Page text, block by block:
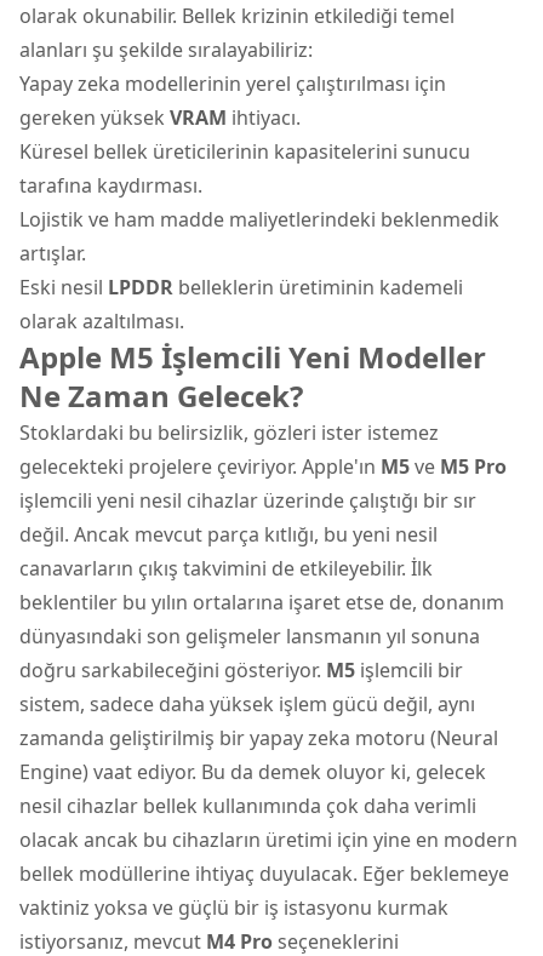
olarak okunabilir. Bellek krizinin etkilediği temel
alanları şu şekilde sıralayabiliriz:
Yapay zeka modellerinin yerel çalıştırılması için
gereken yüksek VRAM ihtiyacı.
Küresel bellek üreticilerinin kapasitelerini sunucu
tarafına kaydırması.
Lojistik ve ham madde maliyetlerindeki beklenmedik
artışlar.
Eski nesil LPDDR belleklerin üretiminin kademeli
olarak azaltılması.
Apple M5 İşlemcili Yeni Modeller
Ne Zaman Gelecek?
Stoklardaki bu belirsizlik, gözleri ister istemez
gelecekteki projelere çeviriyor. Apple'ın M5ve M5 Pro
işlemcili yeni nesil cihazlar üzerinde çalıştığı bir sır
değil. Ancak mevcut parça kıtlığı, bu yeni nesil
canavarların çıkış takvimini de etkileyebilir. İlk
beklentiler bu yılın ortalarına işaret etse de, donanım
dünyasındaki son gelişmeler lansmanın yıl sonuna
doğru sarkabileceğini gösteriyor. M5 işlemcili bir
sistem, sadece daha yüksek işlem gücü değil, aynı
zamanda geliştirilmiş bir yapay zeka motoru (Neural
Engine) vaat ediyor. Bu da demek oluyor ki, gelecek
nesil cihazlar bellek kullanımında çok daha verimli
olacak ancak bu cihazların üretimi için yine en modern
bellek modüllerine ihtiyaç duyulacak. Eğer beklemeye
vaktiniz yoksa ve güçlü bir iş istasyonu kurmak
istiyorsanız, mevcut M4 Proseçeneklerini